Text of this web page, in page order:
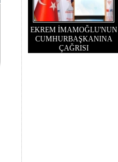
EKREM İMAMOĞLU'NUN
CUMHURBAŞKANINA
ÇAĞRISI